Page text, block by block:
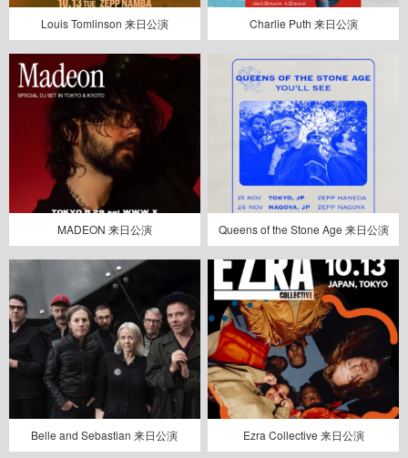
Louis Tomlinson 来日公演 Charlie Puth 来日公演
MADEON 来日公演 Queens of the Stone Age 来日公演
Belle and Sebastian 来日公演 Ezra Collective 来日公演